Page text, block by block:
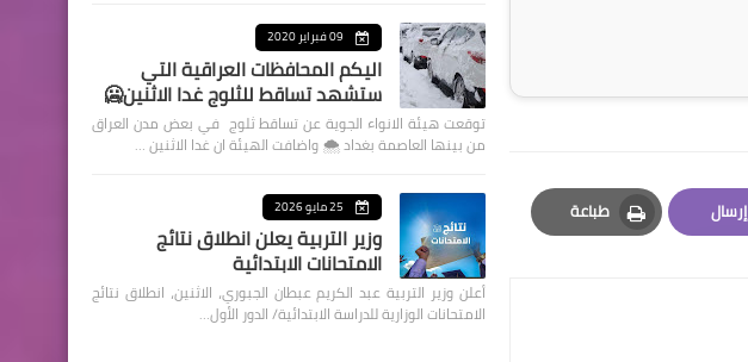
إرسال
Email
طباعة
Print
09 فبراير 2020
اليكم المحافظات العراقية التي
ستشهد تساقط للثلوج غدا الاثنين🥶
توقعت هيئة الانواء الجوية عن تساقط ثلوج في بعض مدن العراق
من بينها العاصمة بغداد ⁦🌨️⁩ واضافت الهيئة ان غدا الاثنين …
25 مايو 2026
وزير التربية يعلن انطلاق نتائج
الامتحانات الابتدائية
أعلن وزير التربية عبد الكريم عبطان الجبوري، الاثنين، انطلاق نتائج
الامتحانات الوزارية للدراسة الابتدائية/ الدور الأول…